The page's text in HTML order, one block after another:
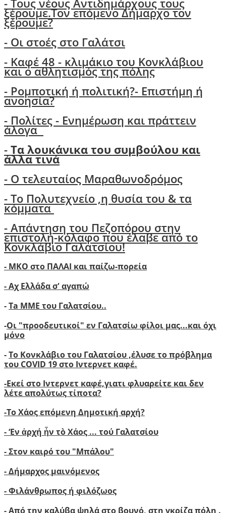
-Τους νέους Αντιδημάρχους τους
ξέρουμε.Τον επόμενο Δήμαρχο τον
ξέρουμε?
- Οι στοές στο Γαλάτσι
- Καφέ 48 - κλιμάκιο του Κονκλάβιου
και ο αθλητισμός της πόλης
- Ρομποτική ή πολιτική?- Επιστήμη ή
ανοησία?
- Πολίτες - Ενημέρωση και πράττειν
άλογα
-Τα λουκάνικα του συμβούλου και
άλλα τινά
- Ο τελευταίος Μαραθωνοδρόμος
- Το Πολυτεχνείο ,η θυσία του & τα
κόμματα
- Απάντηση του Πεζοπόρου στην
επιστολή-κόλαφο που έλαβε από το
Κονκλάβιο Γαλατσίου!
- ΜΚΟ στο ΠΑΛΑΙ και παίζω-πορεία
- Αχ Ελλάδα σ' αγαπώ
-Ta ΜΜΕ του Γαλατσίου..
-Οι "προοδευτικοί" εν Γαλατσίω φίλοι μας...και όχι
μόνο
-Το Κονκλάβιο του Γαλατσίου ,έλυσε το πρόβλημα
του COVID 19 στο Ιντερνετ καφέ.
-Εκεί στο Ιντερνετ καφέ,γιατι φλυαρείτε και δεν
λέτε απολύτως τίποτα?
-Το Χάος επόμενη Δημοτική αρχή?
-‘Εν ἀρχή ἦν τὸ Χάος ... τού Γαλατσίου
-Στον καιρό του "Μπάλου"
- Δήμαρχος μαινόμενος
- Φιλάνθρωπος ή φιλόζωος
- Από την καλύβα ψηλά στο βουνό, στη γκρίζα πόλη .